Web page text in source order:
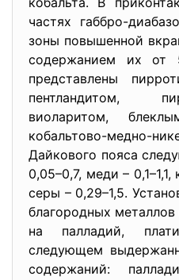
частях габбро-
зоны повышенной
содержанием их от
представлены
пентландитом,
виоларитом,
кобальтово-медно-
Дайкового пояса
0,05–0,7, меди –
серы – 0,29–1,5.
благородных
на палладий,
следующем
содержаний: